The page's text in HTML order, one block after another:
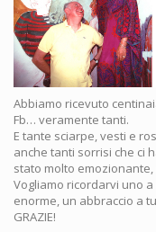
Abbiamo ricevuto
Fb… veramente tanti.
E tante sciarpe, vesti e
anche tanti sorrisi che ci
stato molto
Vogliamo ricordarvi uno
enorme, un abbraccio a
GRAZIE!